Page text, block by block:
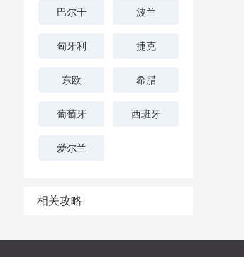
巴尔干 波兰
匈牙利 捷克
东欧 希腊
葡萄牙 西班牙
爱尔兰
相关攻略